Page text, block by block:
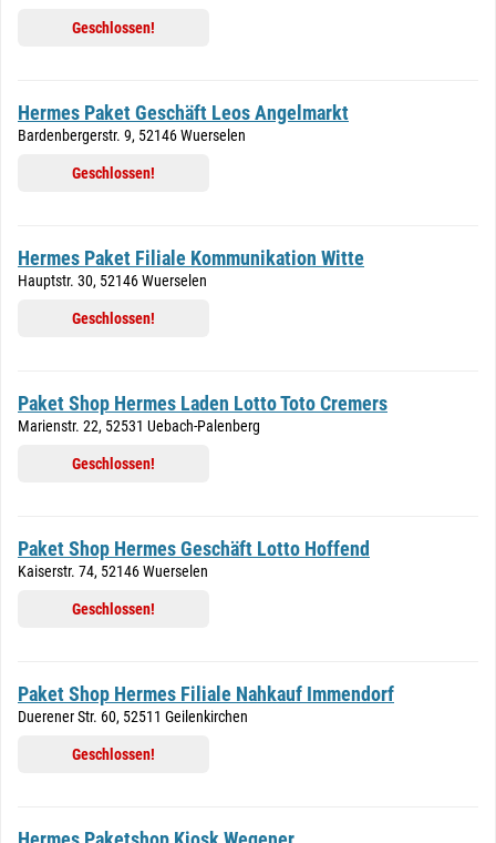
Geschlossen!
Hermes Paket Geschäft Leos Angelmarkt
Bardenbergerstr. 9, 52146 Wuerselen
Geschlossen!
Hermes Paket Filiale Kommunikation Witte
Hauptstr. 30, 52146 Wuerselen
Geschlossen!
Paket Shop Hermes Laden Lotto Toto Cremers
Marienstr. 22, 52531 Uebach-Palenberg
Geschlossen!
Paket Shop Hermes Geschäft Lotto Hoffend
Kaiserstr. 74, 52146 Wuerselen
Geschlossen!
Paket Shop Hermes Filiale Nahkauf Immendorf
Duerener Str. 60, 52511 Geilenkirchen
Geschlossen!